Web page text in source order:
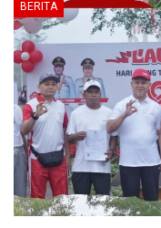
BERITA